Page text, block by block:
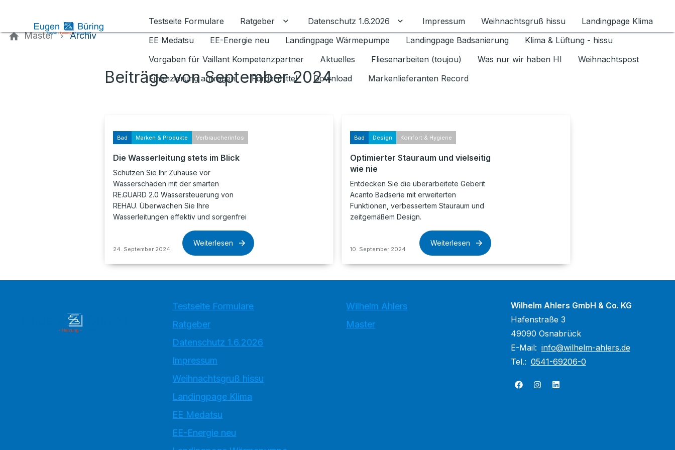
Testseite Formulare
Ratgeber Untermenü für Ratgeber umschalten
Datenschutz 1.6.2026 Untermenü für Datenschutz 1.6.2026 umschalten
Impressum Weihnachtsgruß hissu
Landingpage Klima
EE Medatsu
EE-Energie neu Landingpage Wärmepumpe Landingpage Badsanierung
Klima & Lüftung - hissu
Vorgaben für Vaillant Kompetenzpartner
Aktuelles Fliesenarbeiten (toujou) Was nur wir haben HI
Weihnachtspost
Finanzierung anfragen
Fördermittel Download Markenlieferanten Record
Master Archiv
Beiträge von September 2024
Bad Marken & Produkte Verbraucherinfos
Die Wasserleitung stets im Blick
Schützen Sie Ihr Zuhause vor
Wasserschäden mit der smarten
RE.GUARD 2.0 Wassersteuerung von
REHAU. Überwachen Sie Ihre
Wasserleitungen effektiv und sorgenfrei
24. September 2024
Weiterlesen
Bad Design Komfort & Hygiene
Optimierter Stauraum und vielseitig
wie nie
Entdecken Sie die überarbeitete Geberit
Acanto Badserie mit erweiterten
Funktionen, verbessertem Stauraum und
zeitgemäßem Design.
10. September 2024
Weiterlesen
Testseite Formulare
Ratgeber
Datenschutz 1.6.2026
Impressum
Weihnachtsgruß hissu
Landingpage Klima
EE Medatsu
EE-Energie neu
Wilhelm Ahlers
Master
Wilhelm Ahlers GmbH & Co. KG
Hafenstraße 3
49090 Osnabrück
E-Mail: info@wilhelm-ahlers.de
Tel.: 0541-69206-0